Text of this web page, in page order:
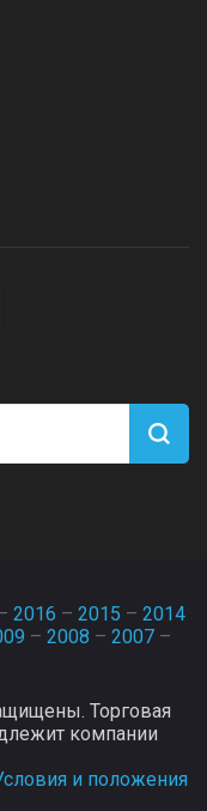
2016 – 2015 – 2014
– 2008 – 2007 –
Торговая
компании
и положения